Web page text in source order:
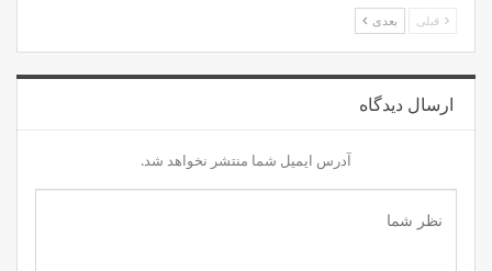
قبلی بعدی
ارسال دیدگاه
آدرس ایمیل شما منتشر نخواهد شد.